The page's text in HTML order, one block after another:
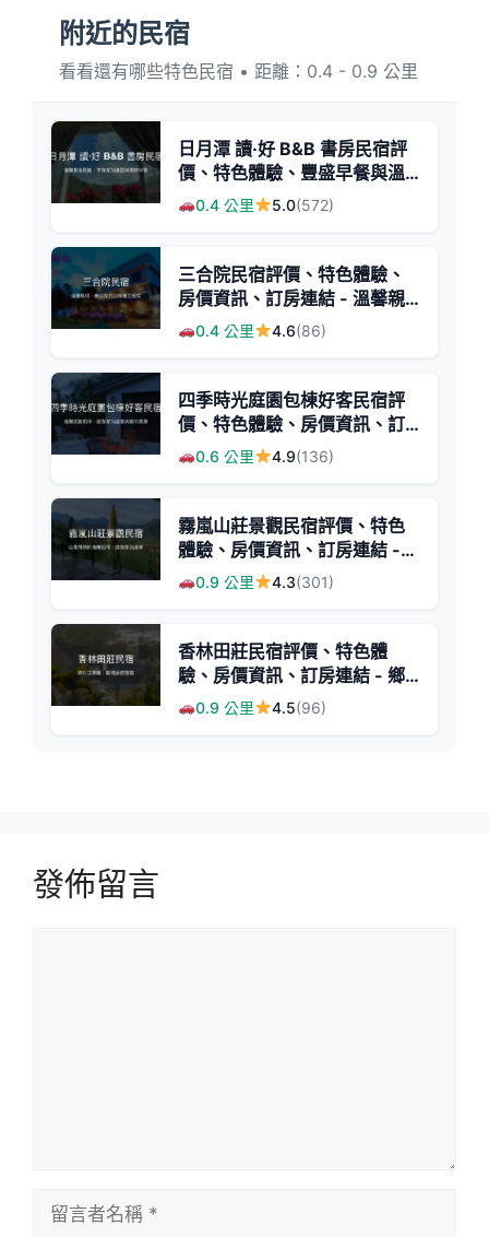
附近的民宿
看看還有哪些特色民宿 • 距離：0.4 - 0.9 公里
日月潭 讀·好 B&B 書房民宿評
價、特色體驗、豐盛早餐與溫
馨氛圍 - 溫暖書香民宿
0.4 公里 5.0(572)
三合院民宿評價、特色體驗、
房價資訊、訂房連結 - 溫馨親
切的日月潭住宿
0.4 公里 4.6(86)
四季時光庭園包棟好客民宿評
價、特色體驗、房價資訊、訂
房連結 - 溫馨庭園包棟住宿
0.6 公里 4.9(136)
霧嵐山莊景觀民宿評價、特色
體驗、房價資訊、訂房連結 -
自然美景與主人溫情
0.9 公里 4.3(301)
香林田莊民宿評價、特色體
驗、房價資訊、訂房連結 - 鄉
村工業風團體住宿
0.9 公里 4.5(96)
發佈留言